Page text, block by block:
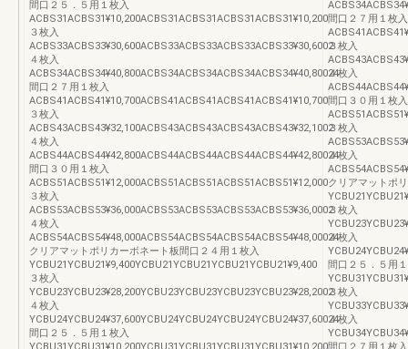
間口２５．５用１枚入
ACBS31ACBS31¥10,200ACBS31ACBS31ACBS31ACBS31¥10,200
３枚入
ACBS33ACBS33¥30,600ACBS33ACBS33ACBS33ACBS33¥30,6002
４枚入
ACBS34ACBS34¥40,800ACBS34ACBS34ACBS34ACBS34¥40,80024
間口２７用１枚入
ACBS41ACBS41¥10,700ACBS41ACBS41ACBS41ACBS41¥10,700
３枚入
ACBS43ACBS43¥32,100ACBS43ACBS43ACBS43ACBS43¥32,1002
４枚入
ACBS44ACBS44¥42,800ACBS44ACBS44ACBS44ACBS44¥42,80024
間口３０用１枚入
ACBS51ACBS51¥12,000ACBS51ACBS51ACBS51ACBS51¥12,000
３枚入
ACBS53ACBS53¥36,000ACBS53ACBS53ACBS53ACBS53¥36,0002
４枚入
ACBS54ACBS54¥48,000ACBS54ACBS54ACBS54ACBS54¥48,00024
クリアマットポリカーボネート板間口２４用１枚入
YCBU21YCBU21¥9,400YCBU21YCBU21YCBU21YCBU21¥9,400
３枚入
YCBU23YCBU23¥28,200YCBU23YCBU23YCBU23YCBU23¥28,2002
４枚入
YCBU24YCBU24¥37,600YCBU24YCBU24YCBU24YCBU24¥37,60024
間口２５．５用１枚入
YCBU31YCBU31¥10,200YCBU31YCBU31YCBU31YCBU31¥10,200
間口２７用１枚入
３枚入
４枚入
間口３０用１枚入
３枚入
４枚入
クリアマットポ
３枚入
４枚入
間口２５．５用
３枚入
４枚入
間口２７用１枚入